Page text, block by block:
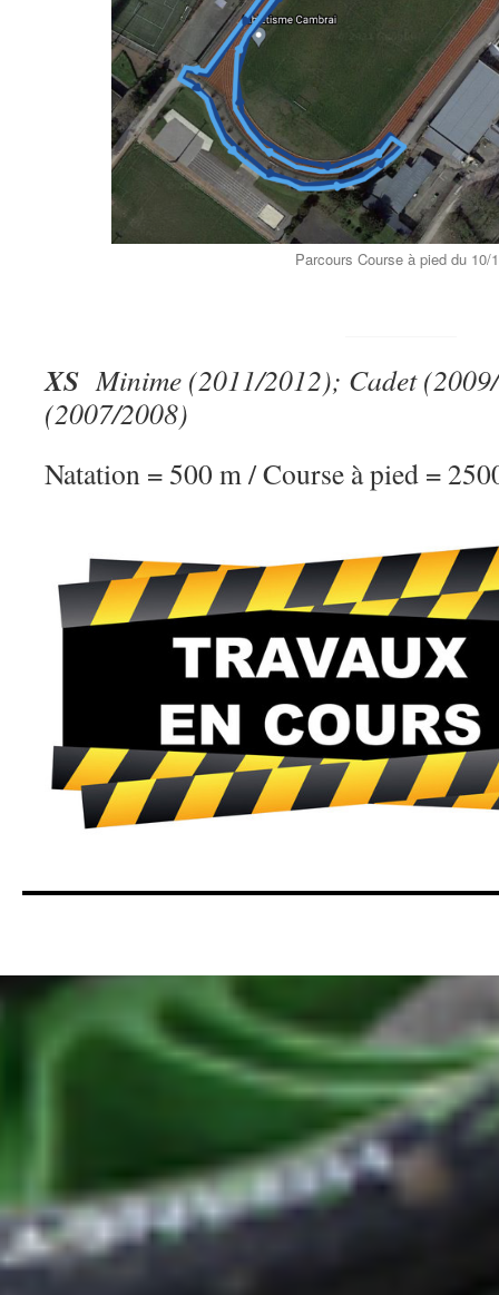
Parcours Course à pied du 10/
XSMinime (2011/2012); Cadet
(2007/2008)
Natation = 500 m / Course à pied =